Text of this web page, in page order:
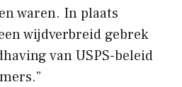
waren. In plaats
wijdverbreid gebrek
van USPS-beleid